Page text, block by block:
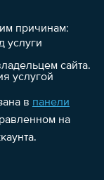
причинам:
услуги
сайта.
услугой
в панели
на